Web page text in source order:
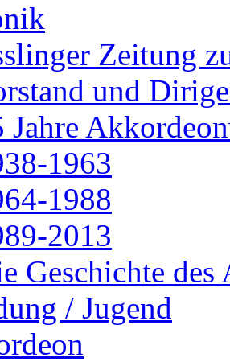
Zeitung
und
Jahre
1963
1988
2013
Geschichte des
/ Jugend